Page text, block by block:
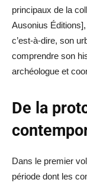
principaux de la
Ausonius Éditions],
c’est-à-dire, son
comprendre son
archéologue et
De la
Dans le premier
période dont les